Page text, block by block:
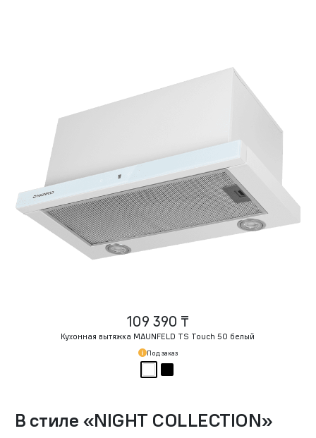
109 390 ₸
Кухонная вытяжка MAUNFELD TS Touch 50 белый
Под заказ
В стиле «NIGHT COLLECTION»